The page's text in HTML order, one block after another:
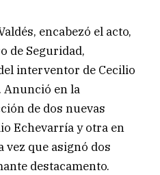
encabezó el acto,
de Seguridad,
interventor de Cecilio
Anunció en la
de dos nuevas
Echevarría y otra en
vez que asignó dos
destacamento.